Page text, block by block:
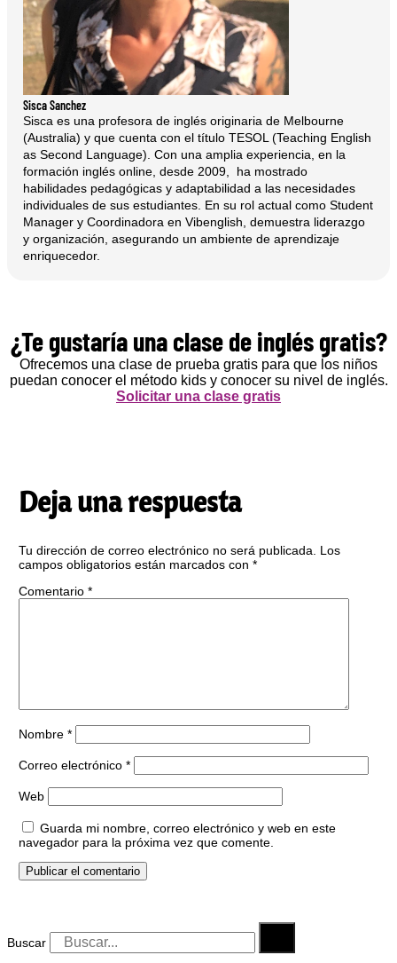
Sisca Sanchez
Sisca es una profesora de inglés originaria de Melbourne
(Australia) y que cuenta con el título TESOL (Teaching English
as Second Language). Con una amplia experiencia, en la
formación inglés online, desde 2009, ha mostrado
habilidades pedagógicas y adaptabilidad a las necesidades
individuales de sus estudiantes. En su rol actual como Student
Manager y Coordinadora en Vibenglish, demuestra liderazgo
y organización, asegurando un ambiente de aprendizaje
enriquecedor.
¿Te gustaría una clase de inglés gratis?
Ofrecemos una clase de prueba gratis para que los niños
puedan conocer el método kids y conocer su nivel de inglés.
Solicitar una clase gratis
Deja una respuesta
Tu dirección de correo electrónico no será publicada.
Los
campos obligatorios están marcados con *
Comentario *
Nombre *
Correo electrónico *
Web
Guarda mi nombre, correo electrónico y web en este
navegador para la próxima vez que comente.
Buscar